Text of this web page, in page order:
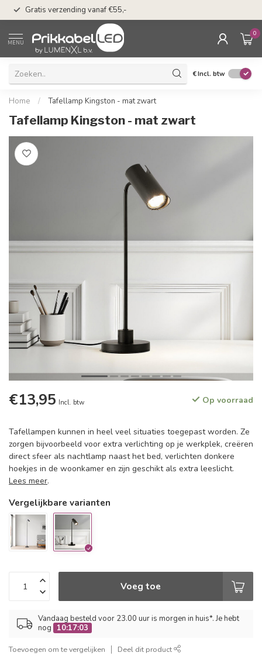
Gratis verzending vanaf €55,-
MENU
0
€Incl. btw
Home / Tafellamp Kingston - mat zwart
Tafellamp Kingston - mat zwart
€13,95 Incl. btw Op voorraad
Tafellampen kunnen in heel veel situaties toegepast worden. Ze
zorgen bijvoorbeeld voor extra verlichting op je werkplek, creëren
direct sfeer als nachtlamp naast het bed, verlichten donkere
hoekjes in de woonkamer en zijn geschikt als extra leeslicht.
Lees meer.
Vergelijkbare varianten
Voeg toe
Vandaag besteld voor 23.00 uur is morgen in huis*. Je hebt
nog
10:17:03
Toevoegen om te vergelijken Deel dit product